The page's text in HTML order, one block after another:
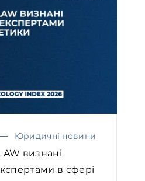
Юридичні новини
визнані
в сфері